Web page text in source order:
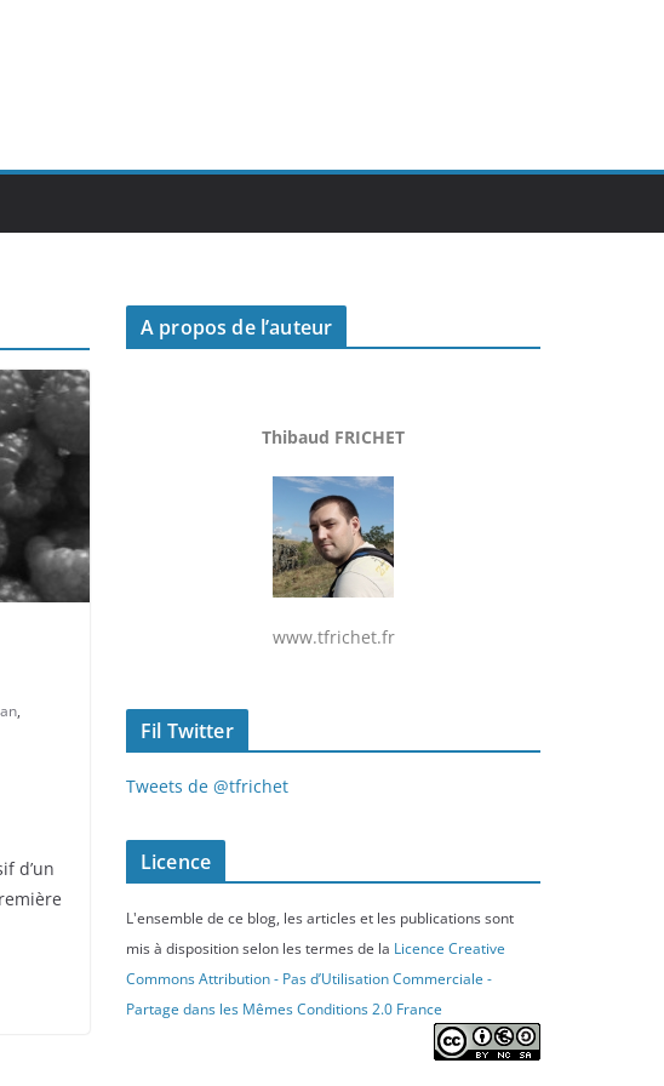
,
d’un
A propos de l’auteur
Thibaud FRICHET
www.tfrichet.fr
Fil Twitter
Tweets de @tfrichet
Licence
L'ensemble de ce blog, les articles et les publications sont
mis à disposition selon les termes de la Licence Creative
Commons Attribution - Pas d’Utilisation Commerciale -
Partage dans les Mêmes Conditions 2.0 France